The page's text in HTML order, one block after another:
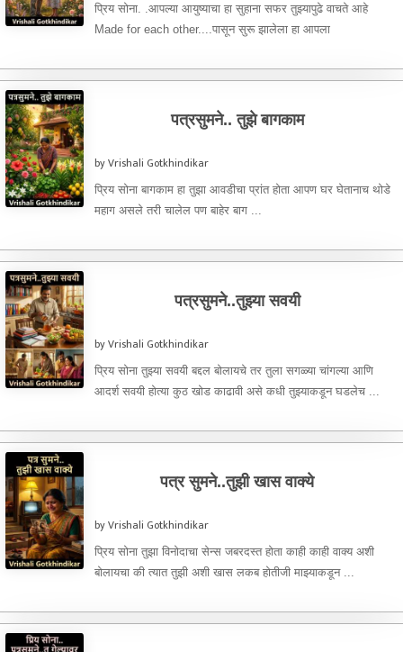
प्रिय सोना. .आपल्या आयुष्याचा हा सुहाना सफर तुझ्यापुढे वाचते आहे
Made for each other....पासून सुरू झालेला हा आपला
पत्रसुमने.. तुझे बागकाम
by Vrishali Gotkhindikar
प्रिय सोना बागकाम हा तुझा आवडीचा प्रांत होता आपण घर घेतानाच थोडे
महाग असले तरी चालेल पण बाहेर बाग ...
पत्रसुमने..तुझ्या सवयी
by Vrishali Gotkhindikar
प्रिय सोना तुझ्या सवयी बद्दल बोलायचे तर तुला सगळ्या चांगल्या आणि
आदर्श सवयी होत्या कुठ खोड काढावी असे कधी तुझ्याकडून घडलेच ...
पत्र सुमने..तुझी खास वाक्ये
by Vrishali Gotkhindikar
प्रिय सोना तुझा विनोदाचा सेन्स जबरदस्त होता काही काही वाक्य अशी
बोलायचा की त्यात तुझी अशी खास लकब होतीजी माझ्याकडून ...